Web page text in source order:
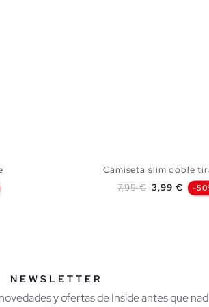
Camiseta slim doble
Precio base
7,99 € Precio
3,99 € -
NEWSLETTER
y ofertas de Inside antes que